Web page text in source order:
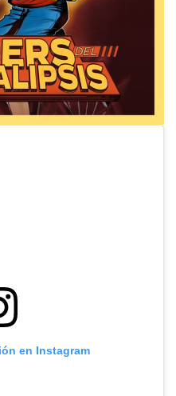
en Instagram